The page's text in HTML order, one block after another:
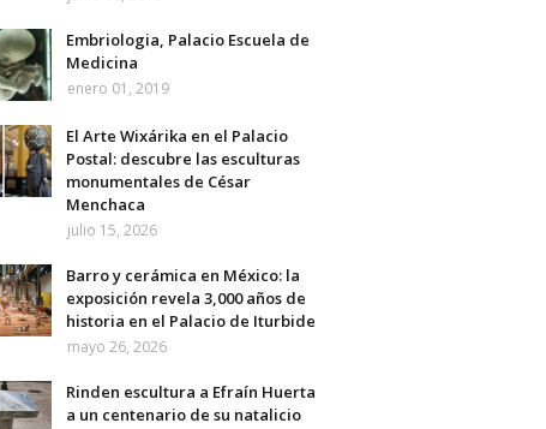
Embriologia, Palacio Escuela de
Medicina
enero 01, 2019
El Arte Wixárika en el Palacio
Postal: descubre las esculturas
monumentales de César
Menchaca
julio 15, 2026
Barro y cerámica en México: la
exposición revela 3,000 años de
historia en el Palacio de Iturbide
mayo 26, 2026
Rinden escultura a Efraín Huerta
a un centenario de su natalicio